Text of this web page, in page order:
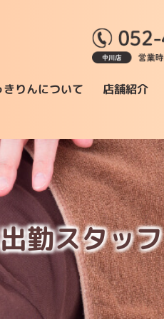
きりんについて 店舗紹介
勤スタッフ